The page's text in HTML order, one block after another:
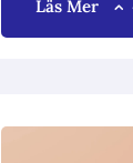
Läs Mer